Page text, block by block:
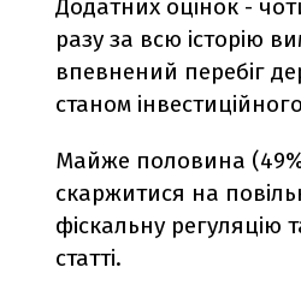
Додатних оцінок -
разу за всю історію
впевнений перебіг
станом
Майже половина
скаржитися на
фіскальну регуляцію
статті.